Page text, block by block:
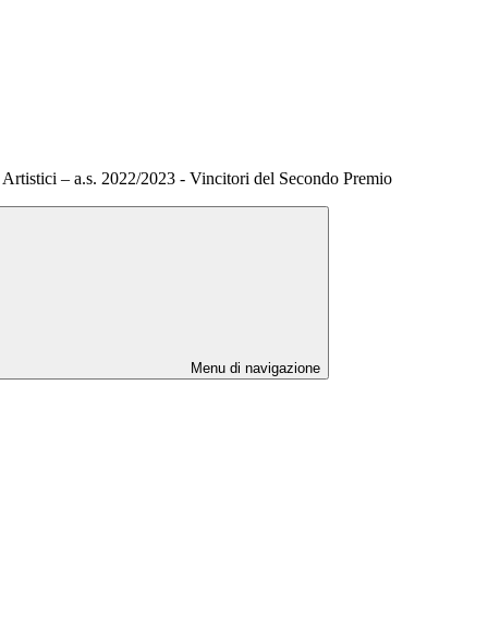
– a.s. 2022/2023 - Vincitori del Secondo Premio
Menu di navigazione